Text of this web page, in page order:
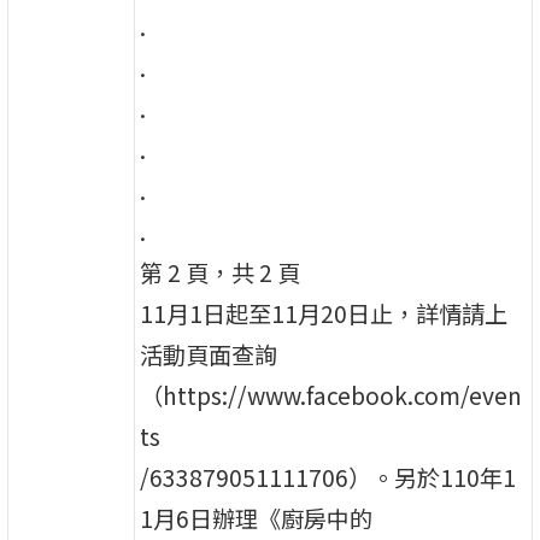
.
.
.
.
.
.
第 2 頁，共 2 頁
11月1日起至11月20日止，詳情請上
活動頁面查詢
（https://www.facebook.com/even
ts
/633879051111706）。另於110年1
1月6日辦理《廚房中的